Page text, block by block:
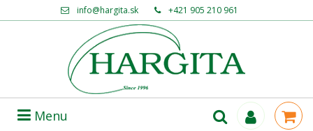
info@hargita.sk +421 905 210 961
Menu